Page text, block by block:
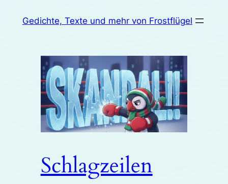
InhaltGedichte, Texte und mehr von Frostflügel
Schlagzeilen